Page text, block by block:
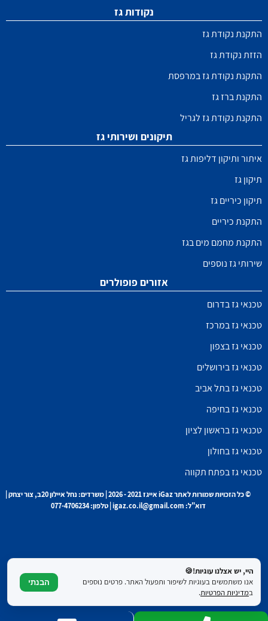
נקודות גז
התקנת נקודת גז
הזזת נקודת גז
התקנת נקודת גז במרפסת
התקנת ברז גז
התקנת נקודת גז לגריל
תיקונים ושירותי גז
איתור ותיקון דליפות גז
תיקון גז
תיקון כיריים גז
התקנת כיריים
התקנת מחמם מים בגז
שירותי גז נוספים
אזורים פופולרים
טכנאי גז בדרום
טכנאי גז במרכז
טכנאי גז בצפון
טכנאי גז בירושלים
טכנאי גז בתל אביב
טכנאי גז בחיפה
טכנאי גז בראשון לציון
טכנאי גז בחולון
טכנאי גז בפתח תקווה
© כל הזכויות שמורות לאתר iGaz אייגז 2021 - 2026 | משרדים: נחל איילון 20ב, צור יצחק |
דוא"ל: igaz.co.il@gmail.com | טלפון: 077-4706234
היי, יש אצלנו עוגיות!🍪
אנו משתמשים בעוגיות לשיפור ותפעול האתר. פרטים נוספים
במדיניות הפרטיות.
הבנתי